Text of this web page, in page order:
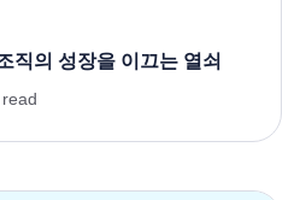
직의 성장을 이끄는 열쇠